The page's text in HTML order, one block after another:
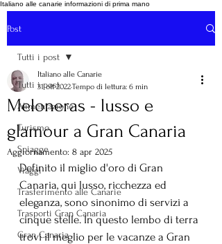
Italiano alle canarie informazioni di prima mano
Post
Tutti i post
Alimentazione
Turismo
Spiagge
Viaggi
Trasferimento alle Canarie
Trasporti Gran Canaria
Gran Canaria
Tutti i post
Meloneras - lusso e
glamour a Gran Canaria
Italiano alle Canarie
31 ott 2022Tempo di lettura: 6 min
Aggiornamento: 8 apr 2025
Definito il miglio d'oro di Gran
Canaria, qui lusso, ricchezza ed
eleganza, sono sinonimo di servizi a
cinque stelle. In questo lembo di terra
trovi il meglio per le vacanze a Gran